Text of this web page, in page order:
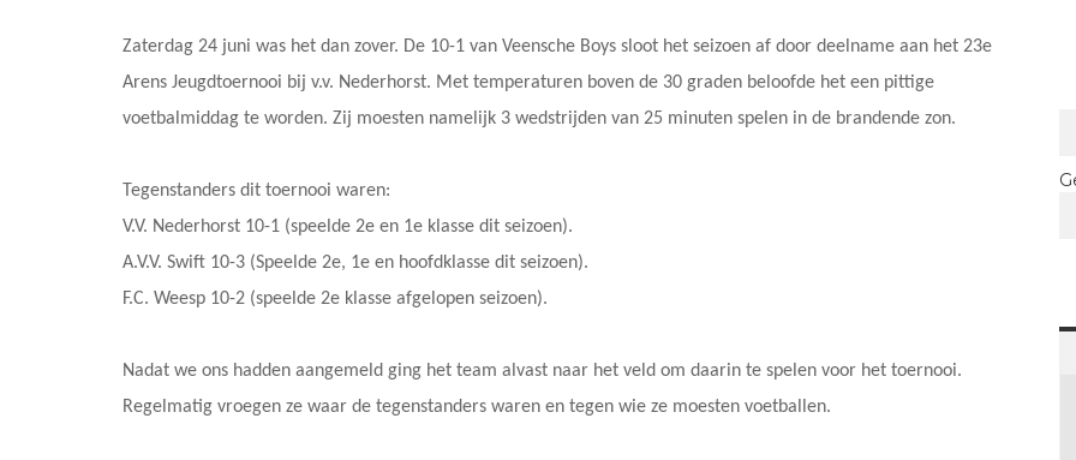
Zaterdag 24 juni was het dan zover. De 10-1 van Veensche Boys sloot het seizoen af door deelname aan het 23e
Arens Jeugdtoernooi bij v.v. Nederhorst. Met temperaturen boven de 30 graden beloofde het een pittige
voetbalmiddag te worden. Zij moesten namelijk 3 wedstrijden van 25 minuten spelen in de brandende zon.
Tegenstanders dit toernooi waren:
V.V. Nederhorst 10-1 (speelde 2e en 1e klasse dit seizoen).
A.V.V. Swift 10-3 (Speelde 2e, 1e en hoofdklasse dit seizoen).
F.C. Weesp 10-2 (speelde 2e klasse afgelopen seizoen).
Nadat we ons hadden aangemeld ging het team alvast naar het veld om daarin te spelen voor het toernooi.
Regelmatig vroegen ze waar de tegenstanders waren en tegen wie ze moesten voetballen.